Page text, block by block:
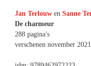
Jan Terlouw en Sanne
De charmeur
288 pagina's
verschenen november 2021